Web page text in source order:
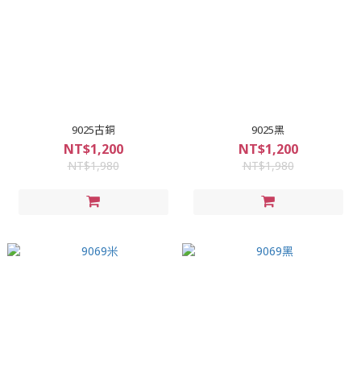
9025古銅
NT$1,200
NT$1,980
9025黑
NT$1,200
NT$1,980